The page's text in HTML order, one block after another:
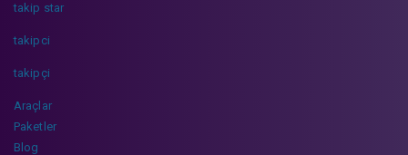
takip star
takipci
takipçi
Araçlar
Paketler
Blog